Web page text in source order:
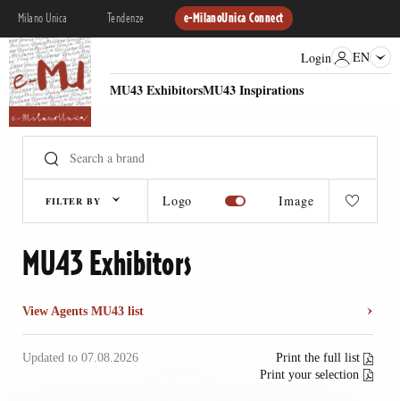
Milano Unica Tendenze e-MilanoUnica Connect
MU43 ExhibitorsMU43 Inspirations
Login EN
FILTER BY Logo Image
MU43 Exhibitors
View Agents MU43 list
Updated to 07.08.2026
Print the full list
Print your selection